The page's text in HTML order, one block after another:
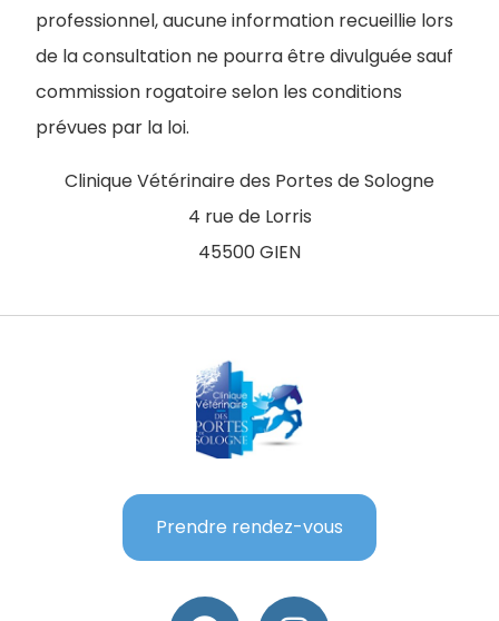
professionnel, aucune information recueillie lors
de la consultation ne pourra être divulguée sauf
commission rogatoire selon les conditions
prévues par la loi.
Clinique Vétérinaire des Portes de Sologne
4 rue de Lorris
45500 GIEN
Prendre rendez-vous